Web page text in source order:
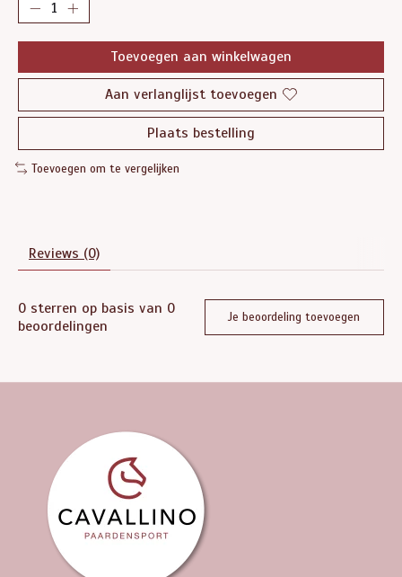
Toevoegen aan winkelwagen
Aan verlanglijst toevoegen
Plaats bestelling
Toevoegen om te vergelijken
Reviews (0)
0 sterren op basis van 0
beoordelingen
Je beoordeling toevoegen